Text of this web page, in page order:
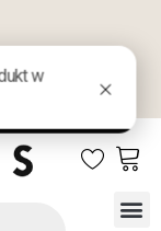
KONTAKT